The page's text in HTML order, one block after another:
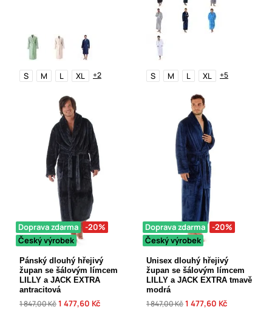
S M L XL +2 S M L XL +5
Doprava zdarma
-20%
Český výrobek
Pánský dlouhý hřejivý
župan se šálovým límcem
LILLY a JACK EXTRA
antracitová
1 847,00 Kč1 477,60 Kč
Doprava zdarma
-20%
Český výrobek
Unisex dlouhý hřejivý
župan se šálovým límcem
LILLY a JACK EXTRA tmavě
modrá
1 847,00 Kč1 477,60 Kč